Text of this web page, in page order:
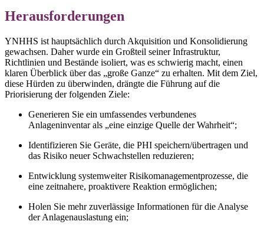
Herausforderungen
YNHHS ist hauptsächlich durch Akquisition und Konsolidierung
gewachsen. Daher wurde ein Großteil seiner Infrastruktur,
Richtlinien und Bestände isoliert, was es schwierig macht, einen
klaren Überblick über das „große Ganze“ zu erhalten. Mit dem Ziel,
diese Hürden zu überwinden, drängte die Führung auf die
Priorisierung der folgenden Ziele:
Generieren Sie ein umfassendes verbundenes
Anlageninventar als „eine einzige Quelle der Wahrheit“;
Identifizieren Sie Geräte, die PHI speichern/übertragen und
das Risiko neuer Schwachstellen reduzieren;
Entwicklung systemweiter Risikomanagementprozesse, die
eine zeitnahere, proaktivere Reaktion ermöglichen;
Holen Sie mehr zuverlässige Informationen für die Analyse
der Anlagenauslastung ein;